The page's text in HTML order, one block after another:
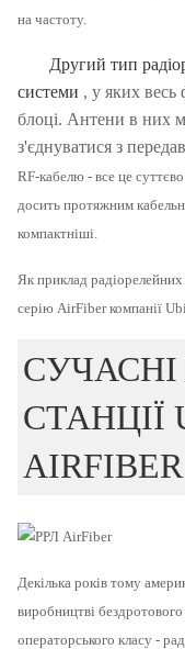
на частоту.
Другий тип
системи , у яких весь
блоці. Антени в них
з'єднуватися з
RF-кабелю - все це
досить протяжним
компактніші.
Як приклад
серію AirFiber компанії
СУЧАСНІ
СТАНЦІЇ
AIRFIBER
Декілька років тому
виробництві
операторського класу -